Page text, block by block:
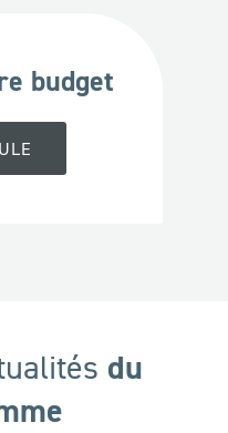
budget
du